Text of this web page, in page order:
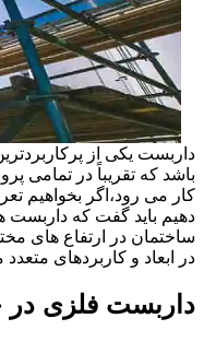
داربست یکی از
باشد که تقریباً در تمامی
کار می رود،اگر بخواهیم
دهیم باید گفت که داربست
ساختمان در ارتفاع های
در ابعاد و کاربردهای
داربست فلزی در